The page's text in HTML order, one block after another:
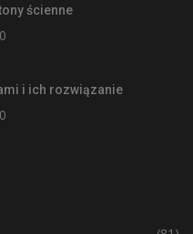
ścienne
i ich rozwiązanie